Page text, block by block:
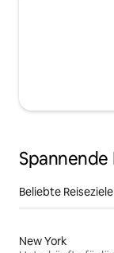
Spannende
Beliebte
New York